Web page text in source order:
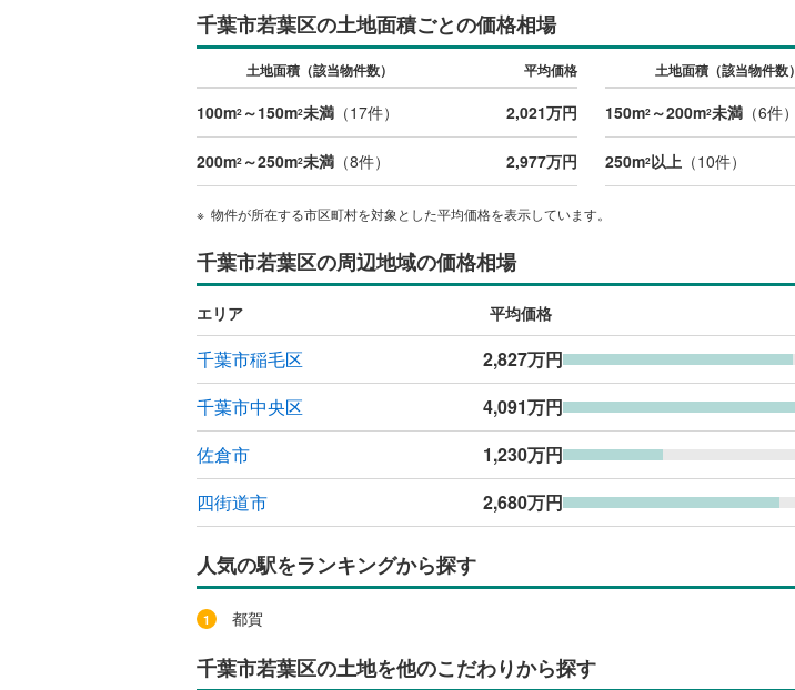
千葉市若葉区の土地面積ごとの価格相場
土地面積（該当物件数） 平均価格 土地面積（該当物件数）
100m2 ～150m2未満 （17件） 2,021万円 150m2～200m2未満（6件）
200m2 ～250m2未満 （8件） 2,977万円 250m2以上（10件）
物件が所在する市区町村を対象とした平均価格を表示しています。
千葉市若葉区の周辺地域の価格相場
エリア 平均価格
千葉市稲毛区 2,827万円
千葉市中央区 4,091万円
佐倉市 1,230万円
四街道市 2,680万円
人気の駅をランキングから探す
都賀
千葉市若葉区の土地を他のこだわりから探す